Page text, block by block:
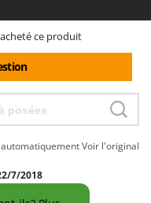
des fruits
ce produit
Voir l'original
7/2018